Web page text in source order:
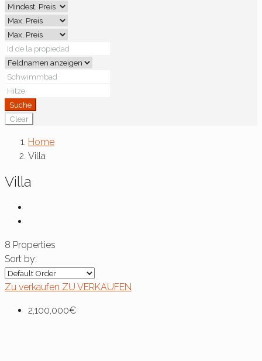
Suche
Clear
Home
Villa
Villa
8 Properties
Sort by:
Zu verkaufen ZU VERKAUFEN
2,100,000€